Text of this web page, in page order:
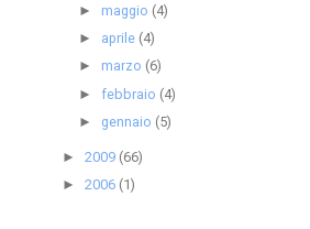
► maggio (4)
► aprile (4)
► marzo (6)
►febbraio (4)
► gennaio (5)
► 2009 (66)
► 2006 (1)